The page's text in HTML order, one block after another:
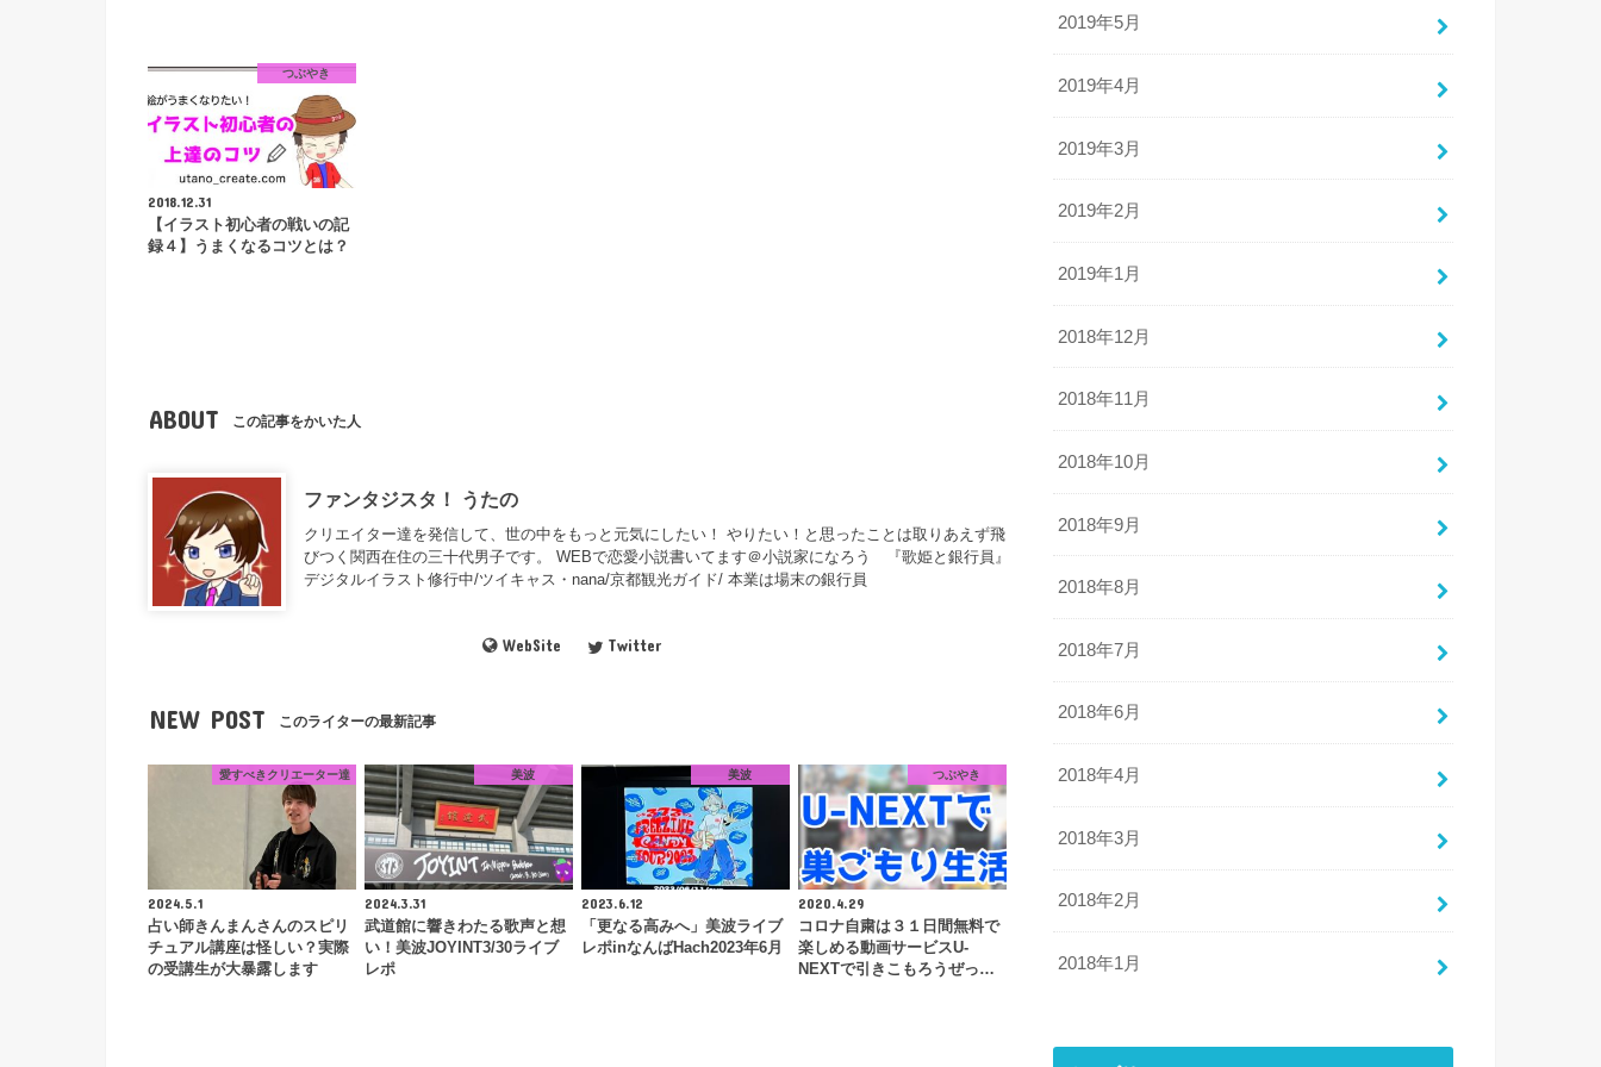
つぶやき
2018.12.31
【イラスト初心者の戦いの記
録４】うまくなるコツとは？
ABOUT この記事をかいた人
ファンタジスタ！ うたの
クリエイター達を発信して、世の中をもっと元気にしたい！ やりたい！と思ったことは取りあえず飛
びつく関西在住の三十代男子です。 WEBで恋愛小説書いてます＠小説家になろう 『歌姫と銀行員』
デジタルイラスト修行中/ツイキャス・nana/京都観光ガイド/ 本業は場末の銀行員
WebSite Twitter
NEW POST このライターの最新記事
愛すべきクリエーター達
2024.5.1
占い師きんまんさんのスピリ
チュアル講座は怪しい？実際
の受講生が大暴露します
美波
2024.3.31
武道館に響きわたる歌声と想
い！美波JOYINT3/30ライブ
レポ
美波
2023.6.12
「更なる高みへ」美波ライブ
レポinなんばHach2023年6月
つぶやき
2020.4.29
コロナ自粛は３１日間無料で
楽しめる動画サービスU-
NEXTで引きこもろうぜっ…
2019年5月
2019年4月
2019年3月
2019年2月
2019年1月
2018年12月
2018年11月
2018年10月
2018年9月
2018年8月
2018年7月
2018年6月
2018年4月
2018年3月
2018年2月
2018年1月